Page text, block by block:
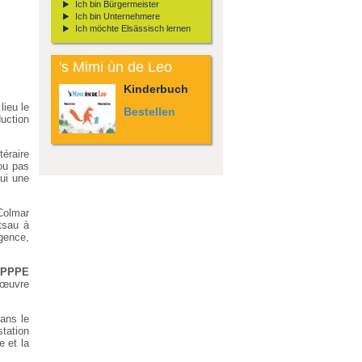
Karte einsehen
Alle Wörterbüchlein
einsehen
eingeteilt.
Ich bin Bürgermeister
Ich bin Unternehmere
Ich möchte Elsässisch lernen
's Mimi ùn de Leo
Kinderbuch
Bestellen
le
pas
une
à
le
et la